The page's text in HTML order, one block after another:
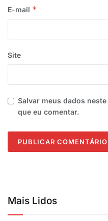
E-mail *
Site
Salvar meus dados
que eu comentar.
Mais Lidos